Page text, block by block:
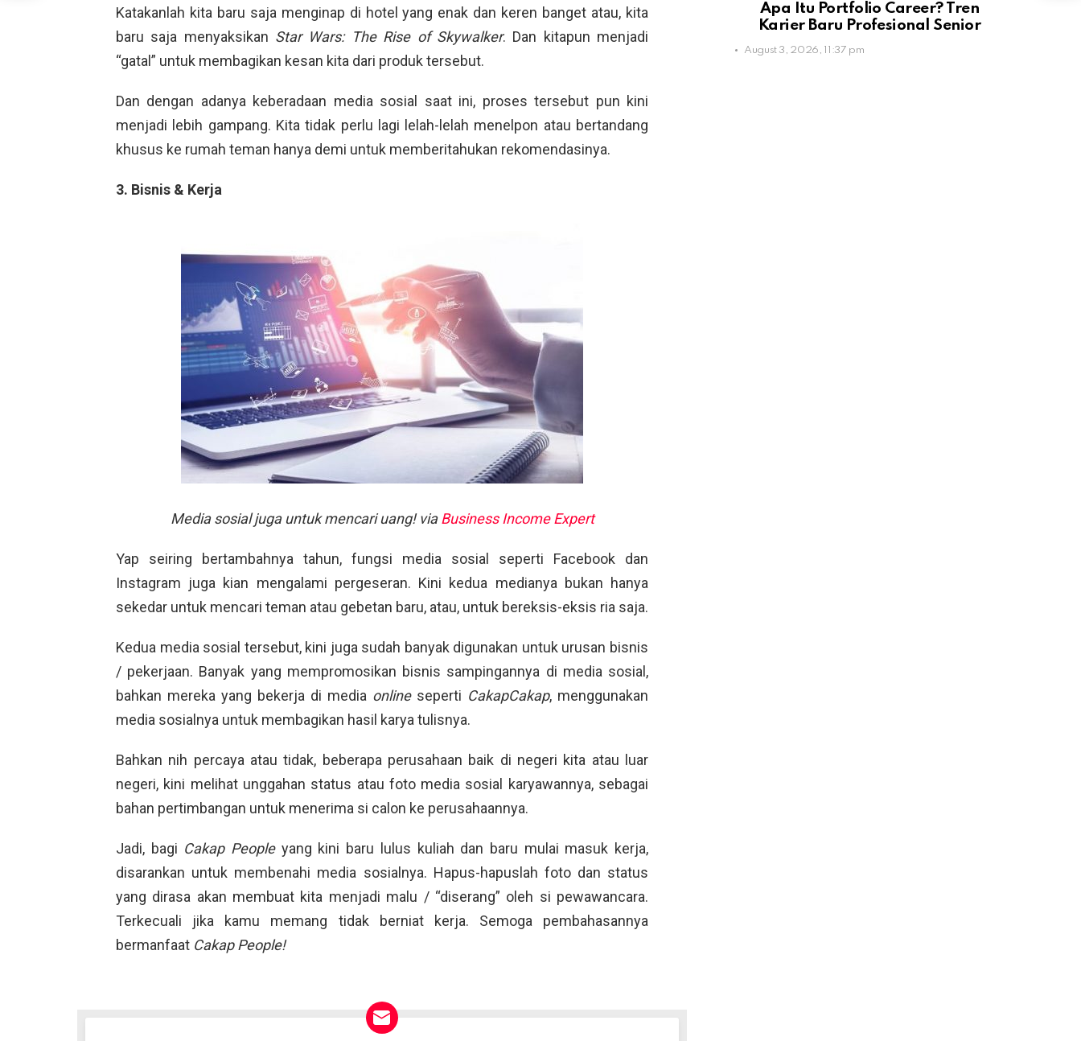
Katakanlah kita baru saja menginap di hotel yang enak dan keren banget atau, kita
baru saja menyaksikan Star Wars: The Rise of Skywalker. Dan kitapun menjadi
“gatal” untuk membagikan kesan kita dari produk tersebut.
Dan dengan adanya keberadaan media sosial saat ini, proses tersebut pun kini
menjadi lebih gampang. Kita tidak perlu lagi lelah-lelah menelpon atau bertandang
khusus ke rumah teman hanya demi untuk memberitahukan rekomendasinya.
3. Bisnis & Kerja
Media sosial juga untuk mencari uang! viaBusiness Income Expert
Yap seiring bertambahnya tahun, fungsi media sosial seperti Facebook dan
Instagram juga kian mengalami pergeseran. Kini kedua medianya bukan hanya
sekedar untuk mencari teman atau gebetan baru, atau, untuk bereksis-eksis ria saja.
Kedua media sosial tersebut, kini juga sudah banyak digunakan untuk urusan bisnis
/ pekerjaan. Banyak yang mempromosikan bisnis sampingannya di media sosial,
bahkan mereka yang bekerja di media online seperti CakapCakap, menggunakan
media sosialnya untuk membagikan hasil karya tulisnya.
Bahkan nih percaya atau tidak, beberapa perusahaan baik di negeri kita atau luar
negeri, kini melihat unggahan status atau foto media sosial karyawannya, sebagai
bahan pertimbangan untuk menerima si calon ke perusahaannya.
Jadi, bagi Cakap People yang kini baru lulus kuliah dan baru mulai masuk kerja,
disarankan untuk membenahi media sosialnya. Hapus-hapuslah foto dan status
yang dirasa akan membuat kita menjadi malu / “diserang” oleh si pewawancara.
Terkecuali jika kamu memang tidak berniat kerja. Semoga pembahasannya
bermanfaat Cakap People!
Apa Itu Portfolio Career? Tren
Karier Baru Profesional Senior
August 3, 2026, 11:37 pm